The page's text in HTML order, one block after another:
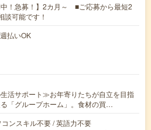
中！急募！】2カ月～ ■ご応募から最短2
談可能です！
払いOK
活サポート≫お年寄りたちが自立を目指
「グループホーム」。食材の買…
ンスキル不要 / 英語力不要